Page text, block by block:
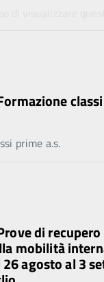
prime a.s.
di
mobilità
agosto al 3